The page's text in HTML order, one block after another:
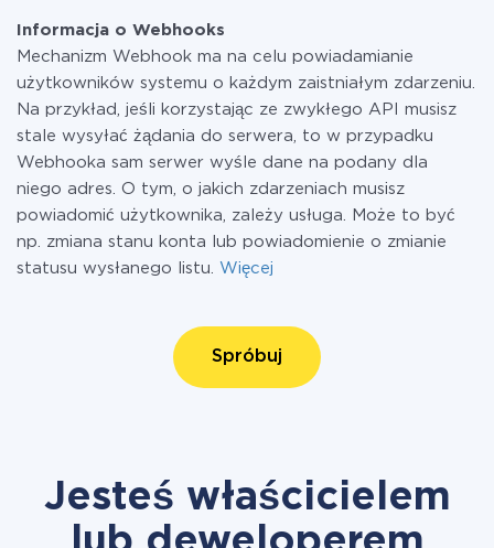
Informacja o Webhooks
Mechanizm Webhook ma na celu powiadamianie
użytkowników systemu o każdym zaistniałym zdarzeniu.
Na przykład, jeśli korzystając ze zwykłego API musisz
stale wysyłać żądania do serwera, to w przypadku
Webhooka sam serwer wyśle dane na podany dla
niego adres. O tym, o jakich zdarzeniach musisz
powiadomić użytkownika, zależy usługa. Może to być
np. zmiana stanu konta lub powiadomienie o zmianie
statusu wysłanego listu. Więcej
Spróbuj
Jesteś właścicielem